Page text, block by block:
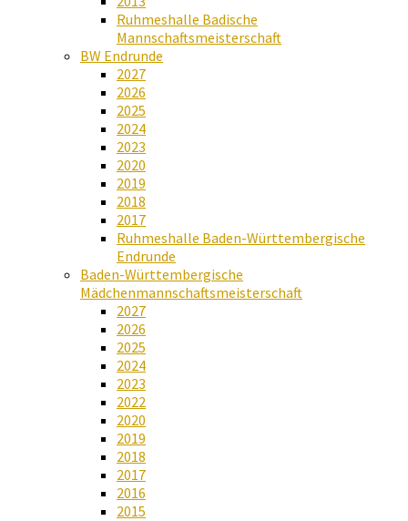
Ruhmeshalle Badische
Mannschaftsmeisterschaft
BW Endrunde
2027
2026
2025
2024
2023
2020
2019
2018
2017
Ruhmeshalle Baden-Württembergische
Endrunde
Baden-Württembergische
Mädchenmannschaftsmeisterschaft
2027
2026
2025
2024
2023
2022
2020
2019
2018
2017
2016
2015